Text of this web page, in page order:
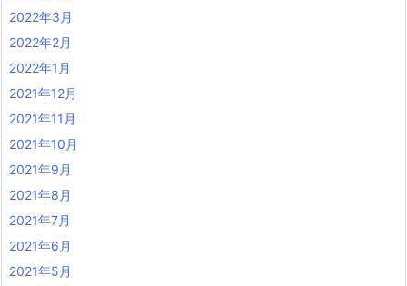
2022年3月
2022年2月
2022年1月
2021年12月
2021年11月
2021年10月
2021年9月
2021年8月
2021年7月
2021年6月
2021年5月